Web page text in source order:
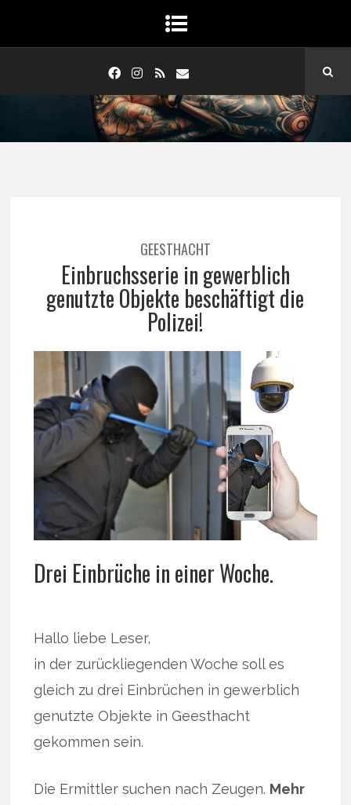
GEESTHACHT
Einbruchsserie in gewerblich
genutzte Objekte beschäftigt die
Polizei!
Drei Einbrüche in einer Woche.
Hallo liebe Leser,
in der zurückliegenden Woche soll es
gleich zu drei Einbrüchen in gewerblich
genutzte Objekte in Geesthacht
gekommen sein.
Die Ermittler suchen nach Zeugen. Mehr